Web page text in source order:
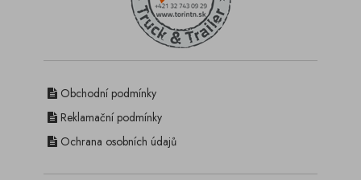
Obchodní podmínky
Reklamační podmínky
Ochrana osobních údajů